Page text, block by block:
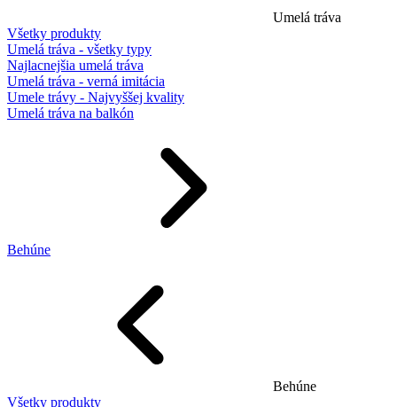
Umelá tráva
Všetky produkty
Umelá tráva - všetky typy
Najlacnejšia umelá tráva
Umelá tráva - verná imitácia
Umele trávy - Najvyššej kvality
Umelá tráva na balkón
Behúne
Behúne
Všetky produkty